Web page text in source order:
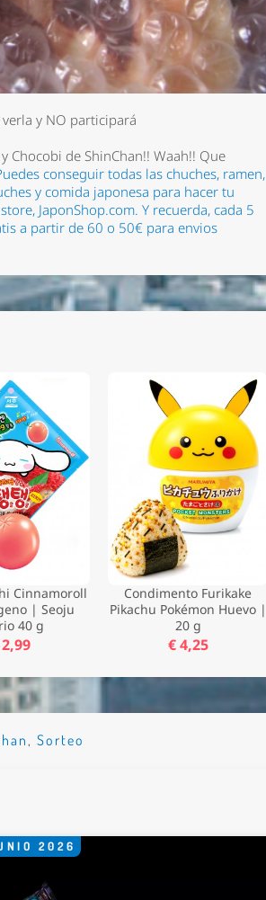
y NO participará
de ShinChan!! Waah!! Que
conseguir todas las chuches, ramen,
y comida japonesa para hacer tu
JaponShop.com. Y recuerda, cada 5
a partir de 60 o 50€ para envios
Cinnamoroll
| Seoju
40 g
Condimento Furikake
Pikachu Pokémon Huevo |
20 g
€ 4,25
,Sorteo
2026